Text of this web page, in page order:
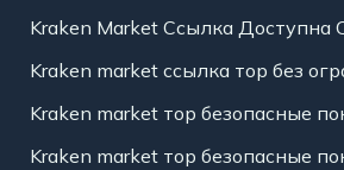
Kraken Market Ссылка Доступна
Kraken market ссылка тор без
Kraken market тор безопасные
Kraken market тор безопасные